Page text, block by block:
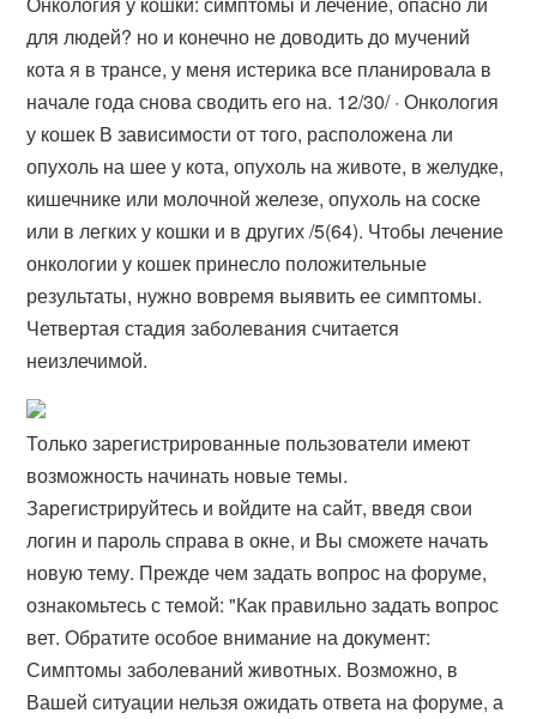
для людей? но и конечно не доводить до мучений
кота я в трансе, у меня истерика все планировала в
начале года снова сводить его на. 12/30/ · Онкология
у кошек В зависимости от того, расположена ли
опухоль на шее у кота, опухоль на животе, в желудке,
кишечнике или молочной железе, опухоль на соске
или в легких у кошки и в других /5(64). Чтобы лечение
онкологии у кошек принесло положительные
результаты, нужно вовремя выявить ее симптомы.
Четвертая стадия заболевания считается
неизлечимой.
Только зарегистрированные пользователи имеют
возможность начинать новые темы.
Зарегистрируйтесь и войдите на сайт, введя свои
логин и пароль справа в окне, и Вы сможете начать
новую тему. Прежде чем задать вопрос на форуме,
ознакомьтесь с темой: "Как правильно задать вопрос
вет. Обратите особое внимание на документ:
Симптомы заболеваний животных. Возможно, в
Вашей ситуации нельзя ожидать ответа на форуме, а